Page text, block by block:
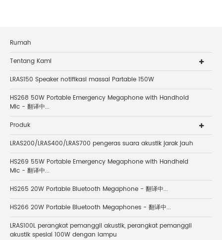
Rumah
Tentang Kami
LRAS150 Speaker notifikasi massal Partable 150W
HS268 50W Portable Emergency Megaphone with Handhold
Mic - 翻译中...
Produk
LRAS200/LRAS400/LRAS700 pengeras suara akustik jarak jauh
HS269 55W Portable Emergency Megaphone with Handheld
Mic - 翻译中...
HS265 20W Portable Bluetooth Megaphone - 翻译中...
HS266 20W Portable Bluetooth Megaphones - 翻译中...
LRAS100L perangkat pemanggil akustik, perangkat pemanggil
akustik spesial 100W dengan lampu